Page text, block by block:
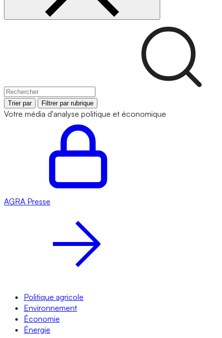
Trier par Filtrer par rubrique
Votre média d'analyse politique et économique
AGRA Presse
Politique agricole
Environnement
Économie
Énergie